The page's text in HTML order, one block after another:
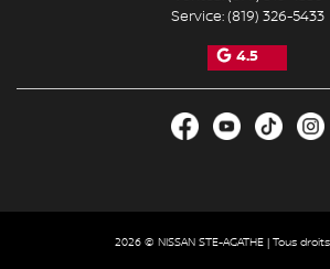
Service:(819) 326-5433
4.5
2026 © NISSAN STE-AGATHE| Tous